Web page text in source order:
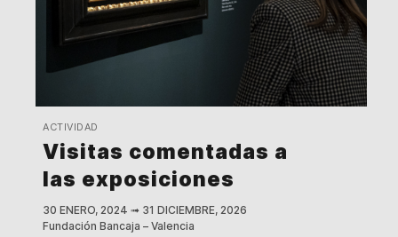
ACTIVIDAD
Visitas comentadas a
las exposiciones
30 ENERO, 2024 ➟ 31 DICIEMBRE, 2026
Fundación Bancaja – Valencia